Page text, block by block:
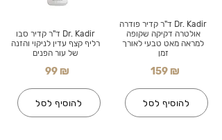
Dr. Kadir ד"ר קדיר סבו
רליף קצף עדין לניקוי והזנה
של עור הפנים
99 ₪
להוסיף לסל
Dr. Kadir ד"ר קדיר פודרה
אולטרה דקיקה שקופה
למראה מאט טבעי לאורך
זמן
159 ₪
להוסיף לסל